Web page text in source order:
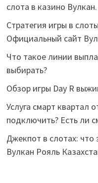
слота в казино Вулкан.
Стратегия игры в
Официальный сайт
Что такое линии
выбирать?
Обзор игры Day R
Услуга смарт квартал
подключить? Есть ли
Джекпот в слотах: что
Вулкан Рояль